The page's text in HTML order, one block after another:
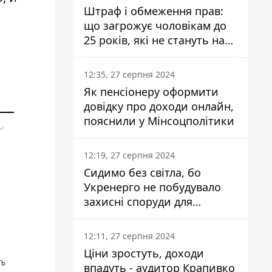
Штраф і обмеження прав:
що загрожує чоловікам до
25 років, які не стануть на
військовий облік
12:35, 27 серпня 2024
Як пенсіонеру оформити
довідку про доходи онлайн,
пояснили у Мінсоцполітики
12:19, 27 серпня 2024
Сидимо без світла, бо
Укренерго не побудувало
захисні споруди для
енергетики - нардеп
Кучеренко
12:11, 27 серпня 2024
Ціни зростуть, доходи
впадуть - аудитор Крапивко